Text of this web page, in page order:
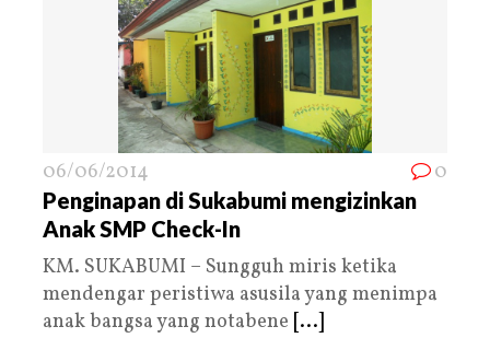
06/06/2014 0
Penginapan di Sukabumi mengizinkan
Anak SMP Check-In
KM. SUKABUMI – Sungguh miris ketika
mendengar peristiwa asusila yang menimpa
anak bangsa yang notabene [...]